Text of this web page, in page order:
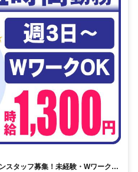
スタッフ募集！未経験・Wワーク